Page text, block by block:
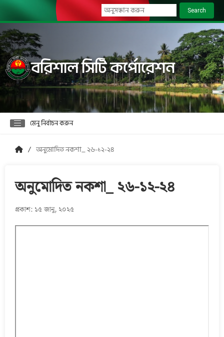
Search
বরিশাল সিটি কর্পোরেশন
মেনু নির্বাচন করুন
অনুমোদিত নকশা_ ২৬-১২-২৪
অনুমোদিত নকশা_ ২৬-১২-২৪
প্রকাশ: ১৫ জানু, ২০২৫